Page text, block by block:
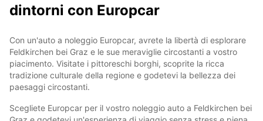
dintorni con Europcar
Con un'auto a noleggio Europcar, avrete la libertà di esplorare
Feldkirchen bei Graz e le sue meraviglie circostanti a vostro
piacimento. Visitate i pittoreschi borghi, scoprite la ricca
tradizione culturale della regione e godetevi la bellezza dei
paesaggi circostanti.
Scegliete Europcar per il vostro noleggio auto a Feldkirchen bei